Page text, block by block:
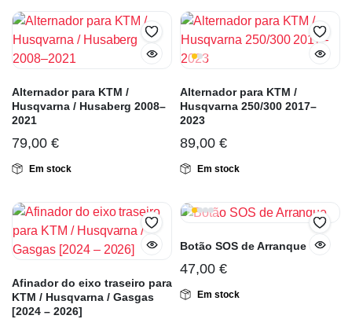
Alternador para KTM /
Husqvarna / Husaberg 2008–
2021
79,00 €
Em stock
Alternador para KTM /
Husqvarna 250/300 2017–
2023
89,00 €
Em stock
Afinador do eixo traseiro para
KTM / Husqvarna / Gasgas
[2024 – 2026]
Botão SOS de Arranque
47,00 €
Em stock